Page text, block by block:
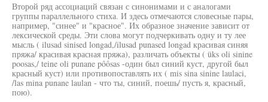
Второй ряд ассоциаций связан с синонимами и с аналогами
группы параллельного стиха. И здесь отмечаются словесные пары,
например, "синее" и "красное". Их образное значение зависит от
лексической среды. Эти слова могут подчеркивать одну и ту лее
мысль ( ilusad sinised longad,/ilusad punased longad красивая синяя
пряжа/ красивая красная пряжа), различать объекты ( üks oli sinine
poosas,/ teine oli punane pôôsas -один был синий куст, другой был
красный куст) или противопоставлять их ( mis sina sinine laulaci,
/las mina punane laulan - что ты, синий, поешь/ пусть я, красный,
пою).